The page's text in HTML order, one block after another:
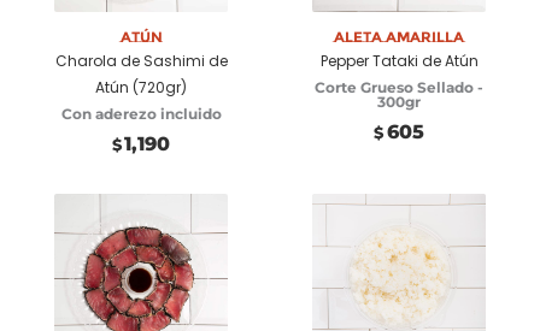
Atún
Charola de Sashimi de
Atún (720gr)
Con aderezo incluido
$1,190
Aleta Amarilla
Pepper Tataki de Atún
Corte Grueso Sellado -
300gr
$ 605
Añadir a
Seleccionar